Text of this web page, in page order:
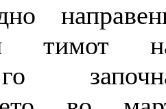
тимот